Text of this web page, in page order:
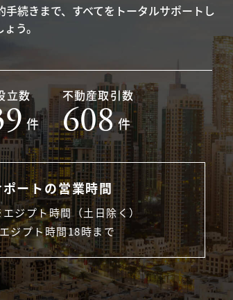
続きまで、すべてをトータルサポートし
う。
立数
件
不動産取引数
608件
ートの営業時間
ジプト時間（土日除く）
ジプト時間18時まで